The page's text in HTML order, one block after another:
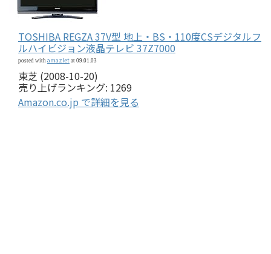
TOSHIBA REGZA 37V型 地上・BS・110度CSデジタルフ
ルハイビジョン液晶テレビ 37Z7000
posted with amazlet at 09.01.03
東芝 (2008-10-20)
売り上げランキング: 1269
Amazon.co.jp で詳細を見る